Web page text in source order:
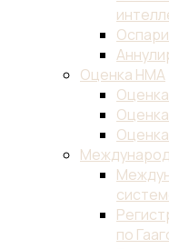
Оценка НМА
по